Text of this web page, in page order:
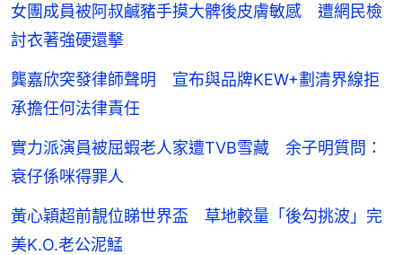
女團成員被阿叔鹹豬手摸大髀後皮膚敏感 遭網民檢
討衣著強硬還擊
龔嘉欣突發律師聲明 宣布與品牌KEW+劃清界線拒
承擔任何法律責任
實力派演員被屈蝦老人家遭TVB雪藏 余子明質問：
衰仔係咪得罪人
黃心穎超前靚位睇世界盃 草地較量「後勾挑波」完
美K.O.老公泥鯭